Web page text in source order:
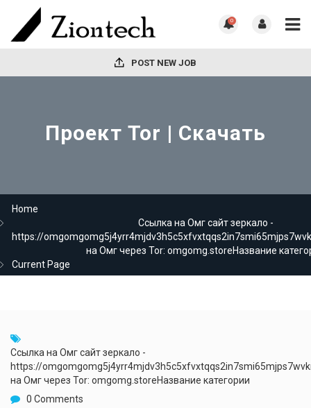
0
POST NEW JOB
Проект Tor | Скачать
Home
Ссылка на Омг сайт зеркало -
https://
на Омг через Tor: omgomg.storeНазвание
Current Page
Ссылка на Омг сайт зеркало -
https://
на Омг через Tor: omgomg.storeНазвание категории
0 Comments